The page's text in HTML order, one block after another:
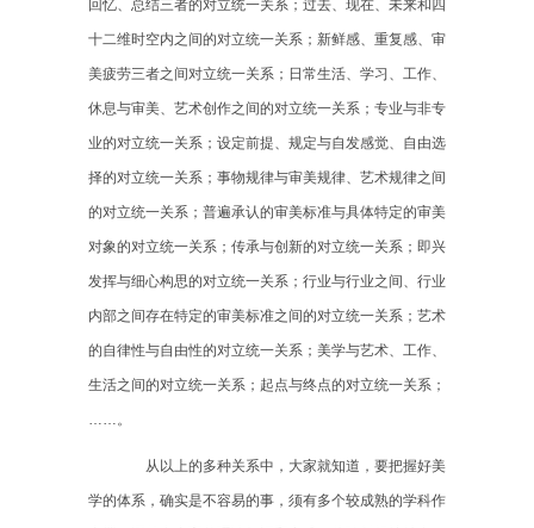
回忆、总结三者的对立统一关系；过去、现在、未来和四
十二维时空内之间的对立统一关系；新鲜感、重复感、审
美疲劳三者之间对立统一关系；日常生活、学习、工作、
休息与审美、艺术创作之间的对立统一关系；专业与非专
业的对立统一关系；设定前提、规定与自发感觉、自由选
择的对立统一关系；事物规律与审美规律、艺术规律之间
的对立统一关系；普遍承认的审美标准与具体特定的审美
对象的对立统一关系；传承与创新的对立统一关系；即兴
发挥与细心构思的对立统一关系；行业与行业之间、行业
内部之间存在特定的审美标准之间的对立统一关系；艺术
的自律性与自由性的对立统一关系；美学与艺术、工作、
生活之间的对立统一关系；起点与终点的对立统一关系；
……。
从以上的多种关系中，大家就知道，要把握好美
学的体系，确实是不容易的事，须有多个较成熟的学科作